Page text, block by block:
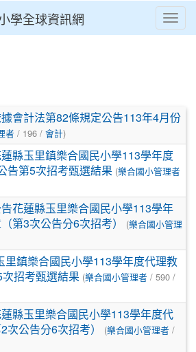
⏸
學全球資訊網
會計法第82條規定公告113年4月份
者 / 196 / 會計)
縣玉里鎮樂合國民小學113學年度
告第5次招考甄選結果 (樂合國小管理者
花蓮縣玉里樂合國民小學113學年
第3次公告分6次招考）
(樂合國小管理
里鎮樂合國民小學113學年度代理教
招考甄選結果 (樂合國小管理者 / 590 /
縣玉里樂合國民小學113學年度代
公告分6次招考）
(樂合國小管理者 /